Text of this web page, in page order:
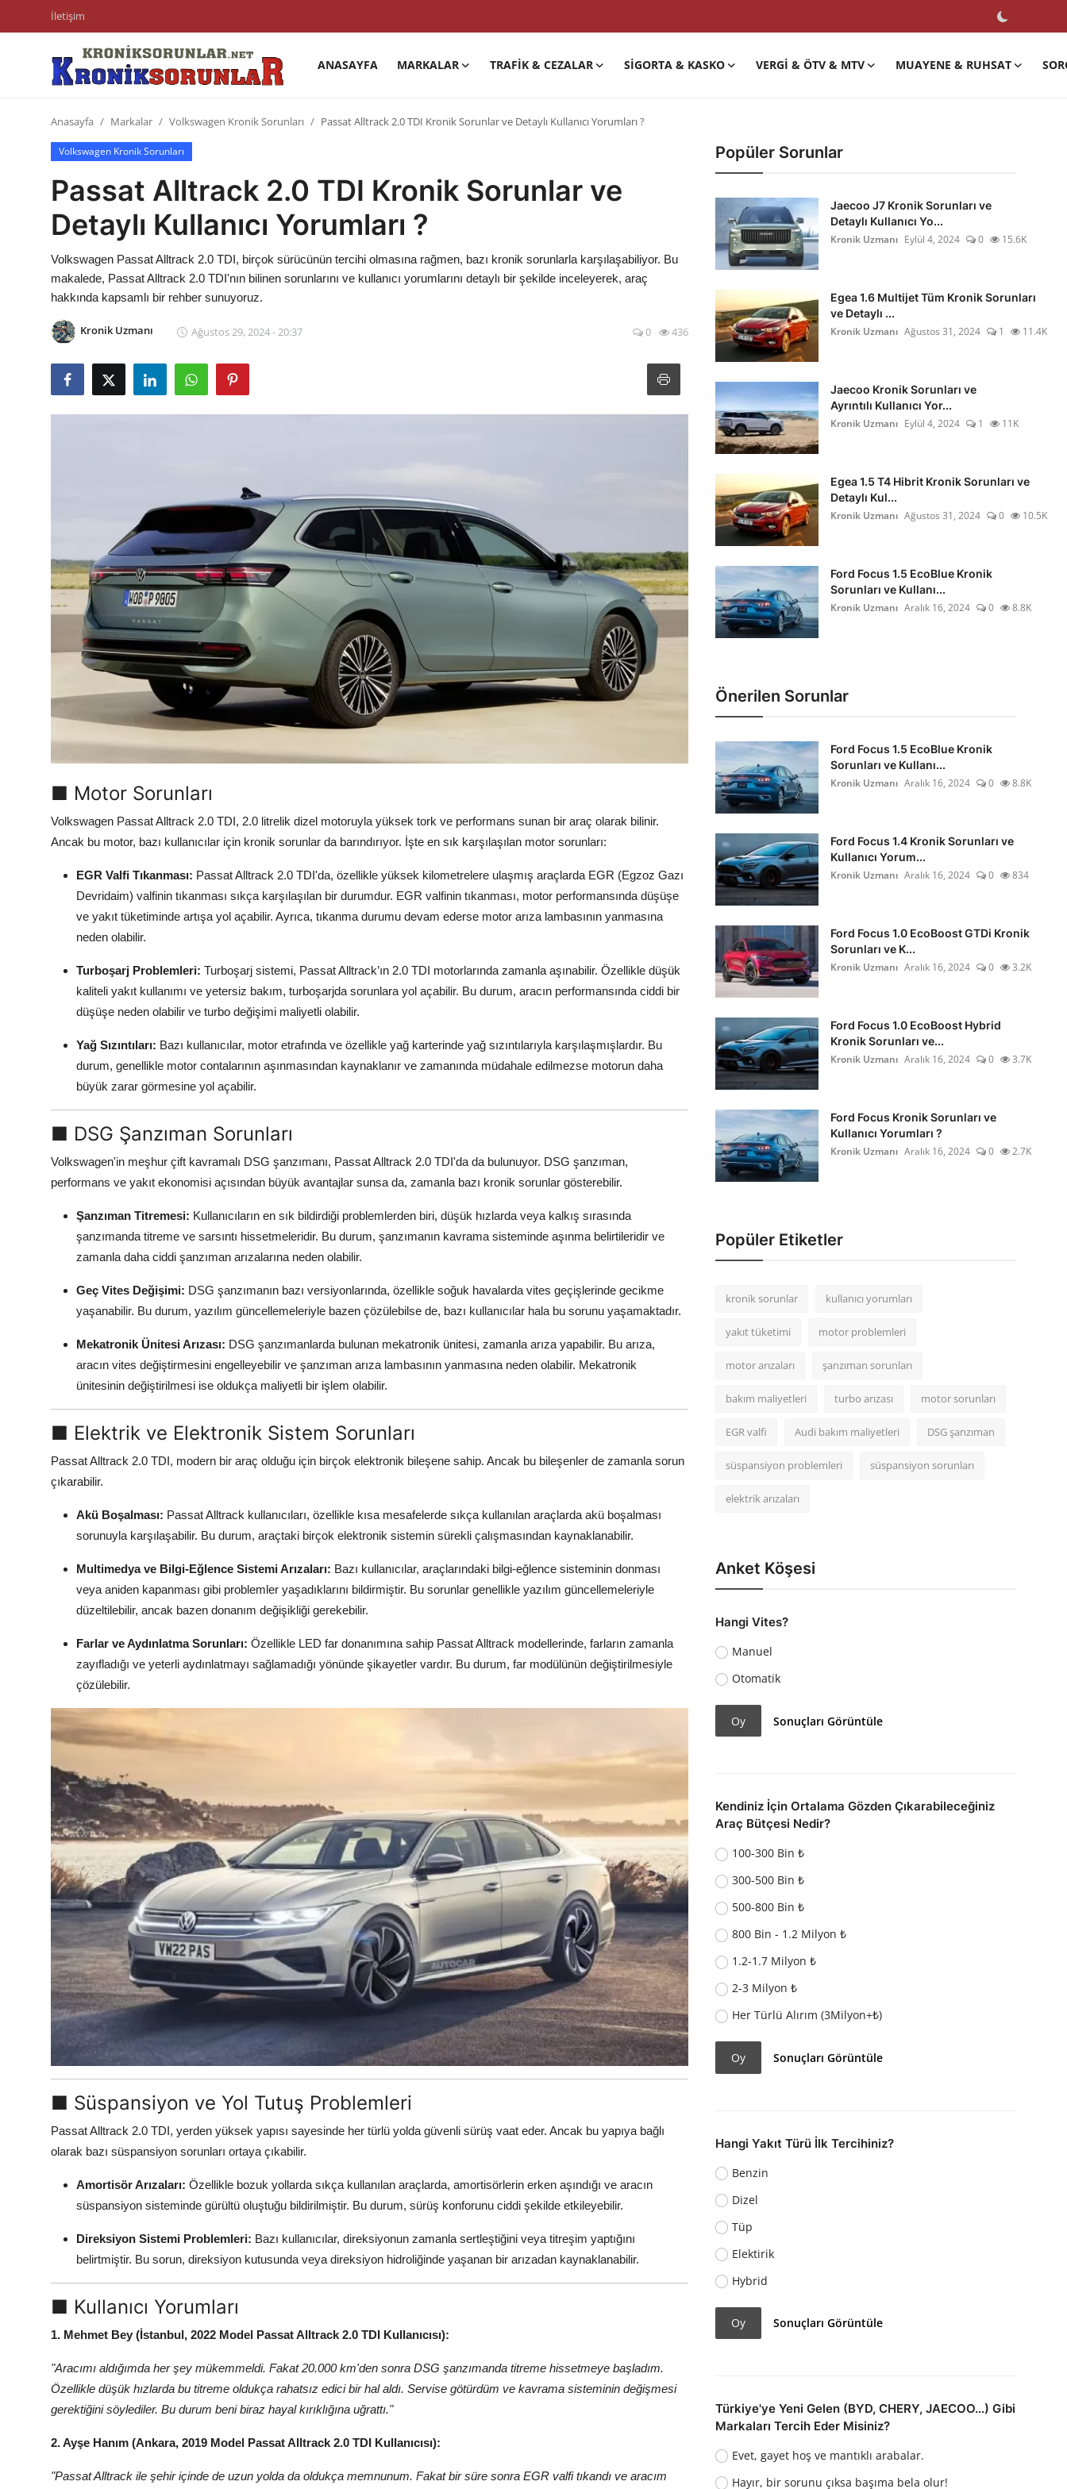
İletişim
ANASAYFA MARKALAR TRAFIK & CEZALAR SIGORTA & KASKO VERGI & ÖTV & MTV MUAYENE & RUHSAT
Trafik & Cezalar
Sigorta & Kasko
Vergi & ÖTV & MTV
Sorgulamalar
İkinci El & Alım-Satım
Bakım & Arıza Çözümleri
Lastik & Jant
Yağlar & Sıvılar
Elektrik & Akü
Klima & Konfor
Aydınlatma & Görüş
Şanzıman & Aktarma
Dizel Sistemler
Multimedya & Elektronik
Anasayfa Markalar Volkswagen Kronik Sorunları Passat Alltrack 2.0 TDI Kronik Sorunlar ve Detaylı Kullanıcı Yorumları ?
Volkswagen Kronik Sorunları
Passat Alltrack 2.0 TDI Kronik Sorunlar ve
Detaylı Kullanıcı Yorumları ?
Volkswagen Passat Alltrack 2.0 TDI, birçok sürücünün tercihi olmasına rağmen, bazı kronik sorunlarla karşılaşabiliyor. Bu
makalede, Passat Alltrack 2.0 TDI'nın bilinen sorunlarını ve kullanıcı yorumlarını detaylı bir şekilde inceleyerek, araç
hakkında kapsamlı bir rehber sunuyoruz.
Kronik Uzmanı Ağustos 29, 2024 - 20:37 0 436
■ Motor Sorunları
Volkswagen Passat Alltrack 2.0 TDI, 2.0 litrelik dizel motoruyla yüksek tork ve performans sunan bir araç olarak bilinir.
Ancak bu motor, bazı kullanıcılar için kronik sorunlar da barındırıyor. İşte en sık karşılaşılan motor sorunları:
EGR Valfi Tıkanması: Passat Alltrack 2.0 TDI'da, özellikle yüksek kilometrelere ulaşmış araçlarda EGR (Egzoz Gazı
Devridaim) valfinin tıkanması sıkça karşılaşılan bir durumdur. EGR valfinin tıkanması, motor performansında düşüşe
ve yakıt tüketiminde artışa yol açabilir. Ayrıca, tıkanma durumu devam ederse motor arıza lambasının yanmasına
neden olabilir.
Turboşarj Problemleri: Turboşarj sistemi, Passat Alltrack’ın 2.0 TDI motorlarında zamanla aşınabilir. Özellikle düşük
kaliteli yakıt kullanımı ve yetersiz bakım, turboşarjda sorunlara yol açabilir. Bu durum, aracın performansında ciddi bir
düşüşe neden olabilir ve turbo değişimi maliyetli olabilir.
Yağ Sızıntıları: Bazı kullanıcılar, motor etrafında ve özellikle yağ karterinde yağ sızıntılarıyla karşılaşmışlardır. Bu
durum, genellikle motor contalarının aşınmasından kaynaklanır ve zamanında müdahale edilmezse motorun daha
büyük zarar görmesine yol açabilir.
■ DSG Şanzıman Sorunları
Volkswagen'in meşhur çift kavramalı DSG şanzımanı, Passat Alltrack 2.0 TDI'da da bulunuyor. DSG şanzıman,
performans ve yakıt ekonomisi açısından büyük avantajlar sunsa da, zamanla bazı kronik sorunlar gösterebilir.
Şanzıman Titremesi: Kullanıcıların en sık bildirdiği problemlerden biri, düşük hızlarda veya kalkış sırasında
şanzımanda titreme ve sarsıntı hissetmeleridir. Bu durum, şanzımanın kavrama sisteminde aşınma belirtileridir ve
zamanla daha ciddi şanzıman arızalarına neden olabilir.
Geç Vites Değişimi: DSG şanzımanın bazı versiyonlarında, özellikle soğuk havalarda vites geçişlerinde gecikme
yaşanabilir. Bu durum, yazılım güncellemeleriyle bazen çözülebilse de, bazı kullanıcılar hala bu sorunu yaşamaktadır.
Mekatronik Ünitesi Arızası: DSG şanzımanlarda bulunan mekatronik ünitesi, zamanla arıza yapabilir. Bu arıza,
aracın vites değiştirmesini engelleyebilir ve şanzıman arıza lambasının yanmasına neden olabilir. Mekatronik
ünitesinin değiştirilmesi ise oldukça maliyetli bir işlem olabilir.
■ Elektrik ve Elektronik Sistem Sorunları
Passat Alltrack 2.0 TDI, modern bir araç olduğu için birçok elektronik bileşene sahip. Ancak bu bileşenler de zamanla sorun
çıkarabilir.
Akü Boşalması: Passat Alltrack kullanıcıları, özellikle kısa mesafelerde sıkça kullanılan araçlarda akü boşalması
sorunuyla karşılaşabilir. Bu durum, araçtaki birçok elektronik sistemin sürekli çalışmasından kaynaklanabilir.
Multimedya ve Bilgi-Eğlence Sistemi Arızaları: Bazı kullanıcılar, araçlarındaki bilgi-eğlence sisteminin donması
veya aniden kapanması gibi problemler yaşadıklarını bildirmiştir. Bu sorunlar genellikle yazılım güncellemeleriyle
düzeltilebilir, ancak bazen donanım değişikliği gerekebilir.
Farlar ve Aydınlatma Sorunları: Özellikle LED far donanımına sahip Passat Alltrack modellerinde, farların zamanla
zayıfladığı ve yeterli aydınlatmayı sağlamadığı yönünde şikayetler vardır. Bu durum, far modülünün değiştirilmesiyle
çözülebilir.
■ Süspansiyon ve Yol Tutuş Problemleri
Passat Alltrack 2.0 TDI, yerden yüksek yapısı sayesinde her türlü yolda güvenli sürüş vaat eder. Ancak bu yapıya bağlı
olarak bazı süspansiyon sorunları ortaya çıkabilir.
Amortisör Arızaları: Özellikle bozuk yollarda sıkça kullanılan araçlarda, amortisörlerin erken aşındığı ve aracın
süspansiyon sisteminde gürültü oluştuğu bildirilmiştir. Bu durum, sürüş konforunu ciddi şekilde etkileyebilir.
Direksiyon Sistemi Problemleri: Bazı kullanıcılar, direksiyonun zamanla sertleştiğini veya titreşim yaptığını
belirtmiştir. Bu sorun, direksiyon kutusunda veya direksiyon hidroliğinde yaşanan bir arızadan kaynaklanabilir.
■ Kullanıcı Yorumları
1. Mehmet Bey (İstanbul, 2022 Model Passat Alltrack 2.0 TDI Kullanıcısı):
"Aracımı aldığımda her şey mükemmeldi. Fakat 20.000 km'den sonra DSG şanzımanda titreme hissetmeye başladım.
Özellikle düşük hızlarda bu titreme oldukça rahatsız edici bir hal aldı. Servise götürdüm ve kavrama sisteminin değişmesi
gerektiğini söylediler. Bu durum beni biraz hayal kırıklığına uğrattı."
2. Ayşe Hanım (Ankara, 2019 Model Passat Alltrack 2.0 TDI Kullanıcısı):
"Passat Alltrack ile şehir içinde de uzun yolda da oldukça memnunum. Fakat bir süre sonra EGR valfi tıkandı ve aracım
Popüler Sorunlar
Jaecoo J7 Kronik Sorunları ve
Detaylı Kullanıcı Yo...
Kronik Uzmanı Eylül 4, 2024 0 15.6K
Egea 1.6 Multijet Tüm Kronik Sorunları
ve Detaylı ...
Kronik Uzmanı Ağustos 31, 2024 1 11.4K
Jaecoo Kronik Sorunları ve
Ayrıntılı Kullanıcı Yor...
Kronik Uzmanı Eylül 4, 2024 1 11K
Egea 1.5 T4 Hibrit Kronik Sorunları ve
Detaylı Kul...
Kronik Uzmanı Ağustos 31, 2024 0 10.5K
Ford Focus 1.5 EcoBlue Kronik
Sorunları ve Kullanı...
Kronik Uzmanı Aralık 16, 2024 0 8.8K
Önerilen Sorunlar
Ford Focus 1.5 EcoBlue Kronik
Sorunları ve Kullanı...
Kronik Uzmanı Aralık 16, 2024 0 8.8K
Ford Focus 1.4 Kronik Sorunları ve
Kullanıcı Yorum...
Kronik Uzmanı Aralık 16, 2024 0 834
Ford Focus 1.0 EcoBoost GTDi Kronik
Sorunları ve K...
Kronik Uzmanı Aralık 16, 2024 0 3.2K
Ford Focus 1.0 EcoBoost Hybrid
Kronik Sorunları ve...
Kronik Uzmanı Aralık 16, 2024 0 3.7K
Ford Focus Kronik Sorunları ve
Kullanıcı Yorumları ?
Kronik Uzmanı Aralık 16, 2024 0 2.7K
Popüler Etiketler
kronik sorunlar kullanıcı yorumları
yakıt tüketimi motor problemleri
motor arızaları şanzıman sorunları
bakım maliyetleri turbo arızası motor sorunları
EGR valfi Audi bakım maliyetleri DSG şanzıman
süspansiyon problemleri süspansiyon sorunları
elektrik arızaları
Anket Köşesi
Hangi Vites?
Manuel
Otomatik
Oy Sonuçları Görüntüle
Kendiniz İçin Ortalama Gözden Çıkarabileceğiniz
Araç Bütçesi Nedir?
100-300 Bin ₺
300-500 Bin ₺
500-800 Bin ₺
800 Bin - 1.2 Milyon ₺
1.2-1.7 Milyon ₺
2-3 Milyon ₺
Her Türlü Alırım (3Milyon+₺)
Oy Sonuçları Görüntüle
Hangi Yakıt Türü İlk Tercihiniz?
Benzin
Dizel
Tüp
Elektirik
Hybrid
Oy Sonuçları Görüntüle
Türkiye'ye Yeni Gelen (BYD, CHERY, JAECOO...) Gibi
Markaları Tercih Eder Misiniz?
Evet, gayet hoş ve mantıklı arabalar.
Hayır, bir sorunu çıksa başıma bela olur!